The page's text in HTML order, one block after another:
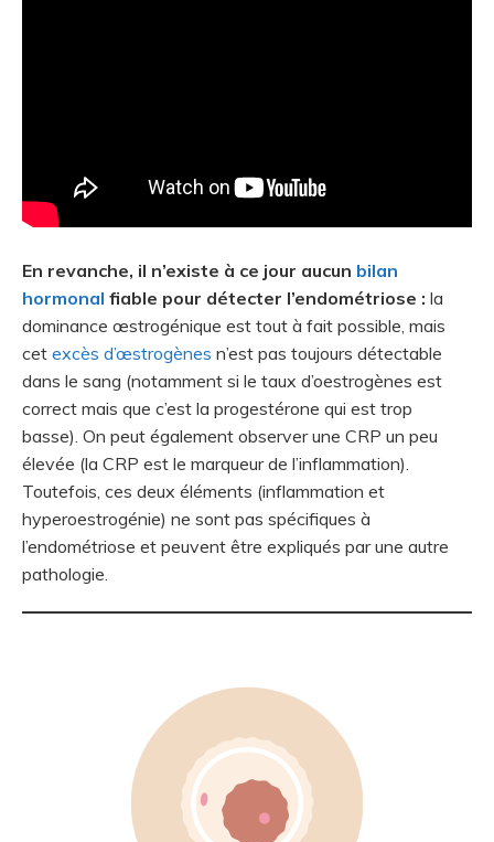
En revanche, il n’existe à ce jour aucun bilan
hormonal fiable pour détecter l’endométriose : la
dominance œstrogénique est tout à fait possible, mais
cet excès d’œstrogènes n’est pas toujours détectable
dans le sang (notamment si le taux d’oestrogènes est
correct mais que c’est la progestérone qui est trop
basse). On peut également observer une CRP un peu
élevée (la CRP est le marqueur de l’inflammation).
Toutefois, ces deux éléments (inflammation et
hyperoestrogénie) ne sont pas spécifiques à
l’endométriose et peuvent être expliqués par une autre
pathologie.